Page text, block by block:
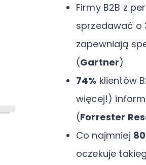
Firmy B2B z
sprzedawać o
zapewniają
(Gartner)
74% klientów
więcej!)
(Forrester
Co najmniej
oczekuje